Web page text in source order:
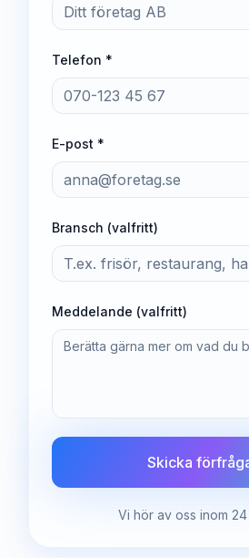
Telefon *
E-post *
Bransch (valfritt)
Meddelande (valfritt)
Skicka
Vi hör av oss inom 24